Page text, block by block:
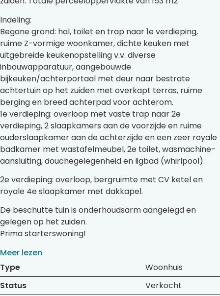
Indeling:
Begane grond: hal, toilet en trap naar 1e verdieping,
ruime Z-vormige woonkamer, dichte keuken met
uitgebreide keukenopstelling v.v. diverse
inbouwapparatuur, aangebouwde
bijkeuken/achterportaal met deur naar bestrate
achtertuin op het zuiden met overkapt terras, ruime
berging en breed achterpad voor achterom.
1e verdieping: overloop met vaste trap naar 2e
verdieping, 2 slaapkamers aan de voorzijde en ruime
ouderslaapkamer aan de achterzijde en een zeer royale
badkamer met wastafelmeubel, 2e toilet, wasmachine-
aansluiting, douchegelegenheid en ligbad (whirlpool).
2e verdieping: overloop, bergruimte met CV ketel en
royale 4e slaapkamer met dakkapel.
De beschutte tuin is onderhoudsarm aangelegd en
gelegen op het zuiden.
Prima starterswoning!
Meer lezen
Type
Woonhuis
Status
Verkocht